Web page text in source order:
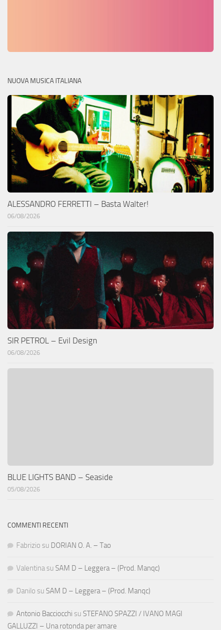
NUOVA MUSICA ITALIANA
ALESSANDRO FERRETTI – Basta Walter!
06/08/2026
SIR PETROL – Evil Design
06/08/2026
BLUE LIGHTS BAND – Seaside
05/08/2026
COMMENTI RECENTI
Fabrizio su DORIAN O. A. – Tao
Valentina su SAM D – Leggera – (Prod. Manqc)
Danilo su SAM D – Leggera – (Prod. Manqc)
Antonio Bacciocchi su STEFANO SPAZZI / IVANO MAGI
GALLUZZI – Una rotonda per amare